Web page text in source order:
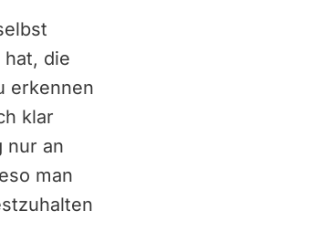
die
erkennen
klar
nur an
man